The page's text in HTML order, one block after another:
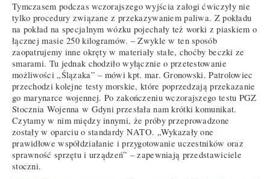
Tymczasem podczas wczorajszego wyjścia załogi ćwiczyły nie
tylko procedury związane z przekazywaniem paliwa. Z pokładu
na pokład na specjalnym wózku pojechały też worki z piaskiem o
łącznej masie 250 kilogramów. – Zwykle w ten sposób
zaopatrujemy inne okręty w materiały stałe, choćby beczki ze
smarami. Tu jednak chodziło wyłącznie o przetestowanie
możliwości „Ślązaka” – mówi kpt. mar. Gronowski. Patrolowiec
przechodzi kolejne testy morskie, które poprzedzają przekazanie
go marynarce wojennej. Po zakończeniu wczorajszego testu PGZ
Stocznia Wojenna w Gdyni przesłała nam krótki komunikat.
Czytamy w nim między innymi, że próby przeprowadzone
zostały w oparciu o standardy NATO. „Wykazały one
prawidłowe współdziałanie i przygotowanie uczestników oraz
sprawność sprzętu i urządzeń” – zapewniają przedstawiciele
stoczni.